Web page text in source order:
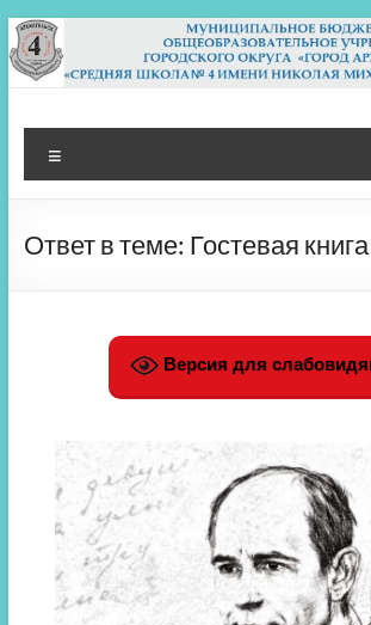
Перейти
к
содержимому
МБОУ СШ 4
Архангельск
Ответ в теме: Гостевая книга
Версия для